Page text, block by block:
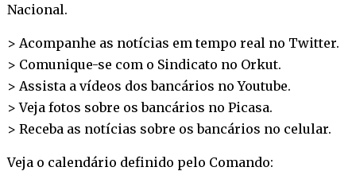
Nacional.
> Acompanhe as notícias em tempo real no Twitter.
> Comunique-se com o Sindicato no Orkut.
> Assista a vídeos dos bancários noYoutube.
> Veja fotos sobre os bancários no Picasa.
> Receba as notícias sobre os bancários no celular.
Veja o calendário definido pelo Comando: